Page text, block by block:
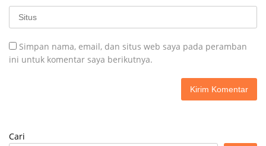
Simpan nama, email, dan situs web saya pada peramban
ini untuk komentar saya berikutnya.
Cari